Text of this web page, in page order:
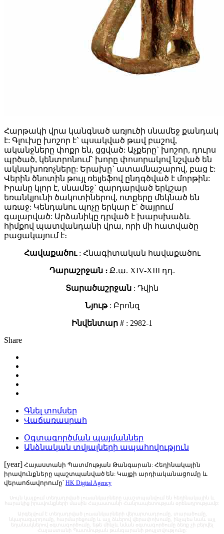
Հարթակի վրա կանգնած առյուծի սնամեջ քանդակ
է: Գլուխը խոշոր է` պսակված թավ բաշով,
ականջները փոքր են, ցցված: Աչքերը` խոշոր, դուրս
պրծած, կենտրոնում` խորը փոսորակով նշված են
ակնախոռոչները: Երախը` ատամնաշարով, բաց է:
Վերին ծնոտին թույլ ռելյեֆով ընդգծված է մորթին:
Իրանը կլոր է, սնամեջ` զարդարված երկշար
եռանկյունի ծակոտիներով, ոտքերը մեկնած են
առաջ: Կենդանու պոչը երկար է` ծայրում
գալարված: Արձանիկը դրված է խարսխաձև
հիմքով պատվանդանի վրա, որի մի հատվածը
բացակայում է։
Հավաքածու: Հնագիտական հավաքածու
Դարաշրջան ։Ք․ա. XIV-XIII դդ.
Տարածաշրջան : Դվին
Նյութ: Բրոնզ
Ինվենտար # : 2982-1
Share
Գնել տոմսեր
Վաճառասրահ
Օգտագործման պայմաններ
Անձնական տվյալների ապահովություն
[year] Հայաստանի Պատմության Թանգարան: Հեղինակային
իրավունքները պաշտպանված են: Կայքի արդիականացումը և
վերաոճավորումը՝ HK Digital Agency
Սույն կայքում տեղադրված լուսանկարները պաշտպանվում են հեղինակային և
հարակից իրավունքների մասին Հայաստանի Հանրապետության օրենսդրությամբ:
Արգելվում է տեղադրված լուսանկարների վերարտադրումը, տարածումը,
նկարազարդումը, հարմարեցումը և այլ ձևերով վերափոխումը, ինչպես նաև այլ
եղանակներով օգտագործումը, եթե մինչև նման օգտագործումը ձեռք չի բերվել
Հայաստանի Պատմության թանգարանի թույլտվությունը: